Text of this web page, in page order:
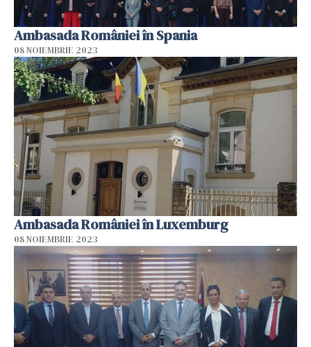
Ambasada României în Spania
08 NOIEMBRIE 2023
Ambasada României în Luxemburg
08 NOIEMBRIE 2023